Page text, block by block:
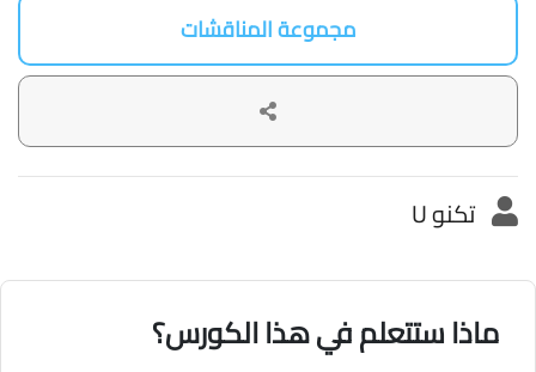
مجموعة المناقشات
تكنو U
ماذا ستتعلم في هذا الكورس؟